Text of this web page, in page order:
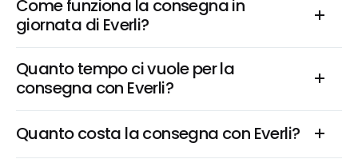
Come funziona la consegna in
giornata di Everli?
Quanto tempo ci vuole per la
consegna con Everli?
Quanto costa la consegna con Everli?